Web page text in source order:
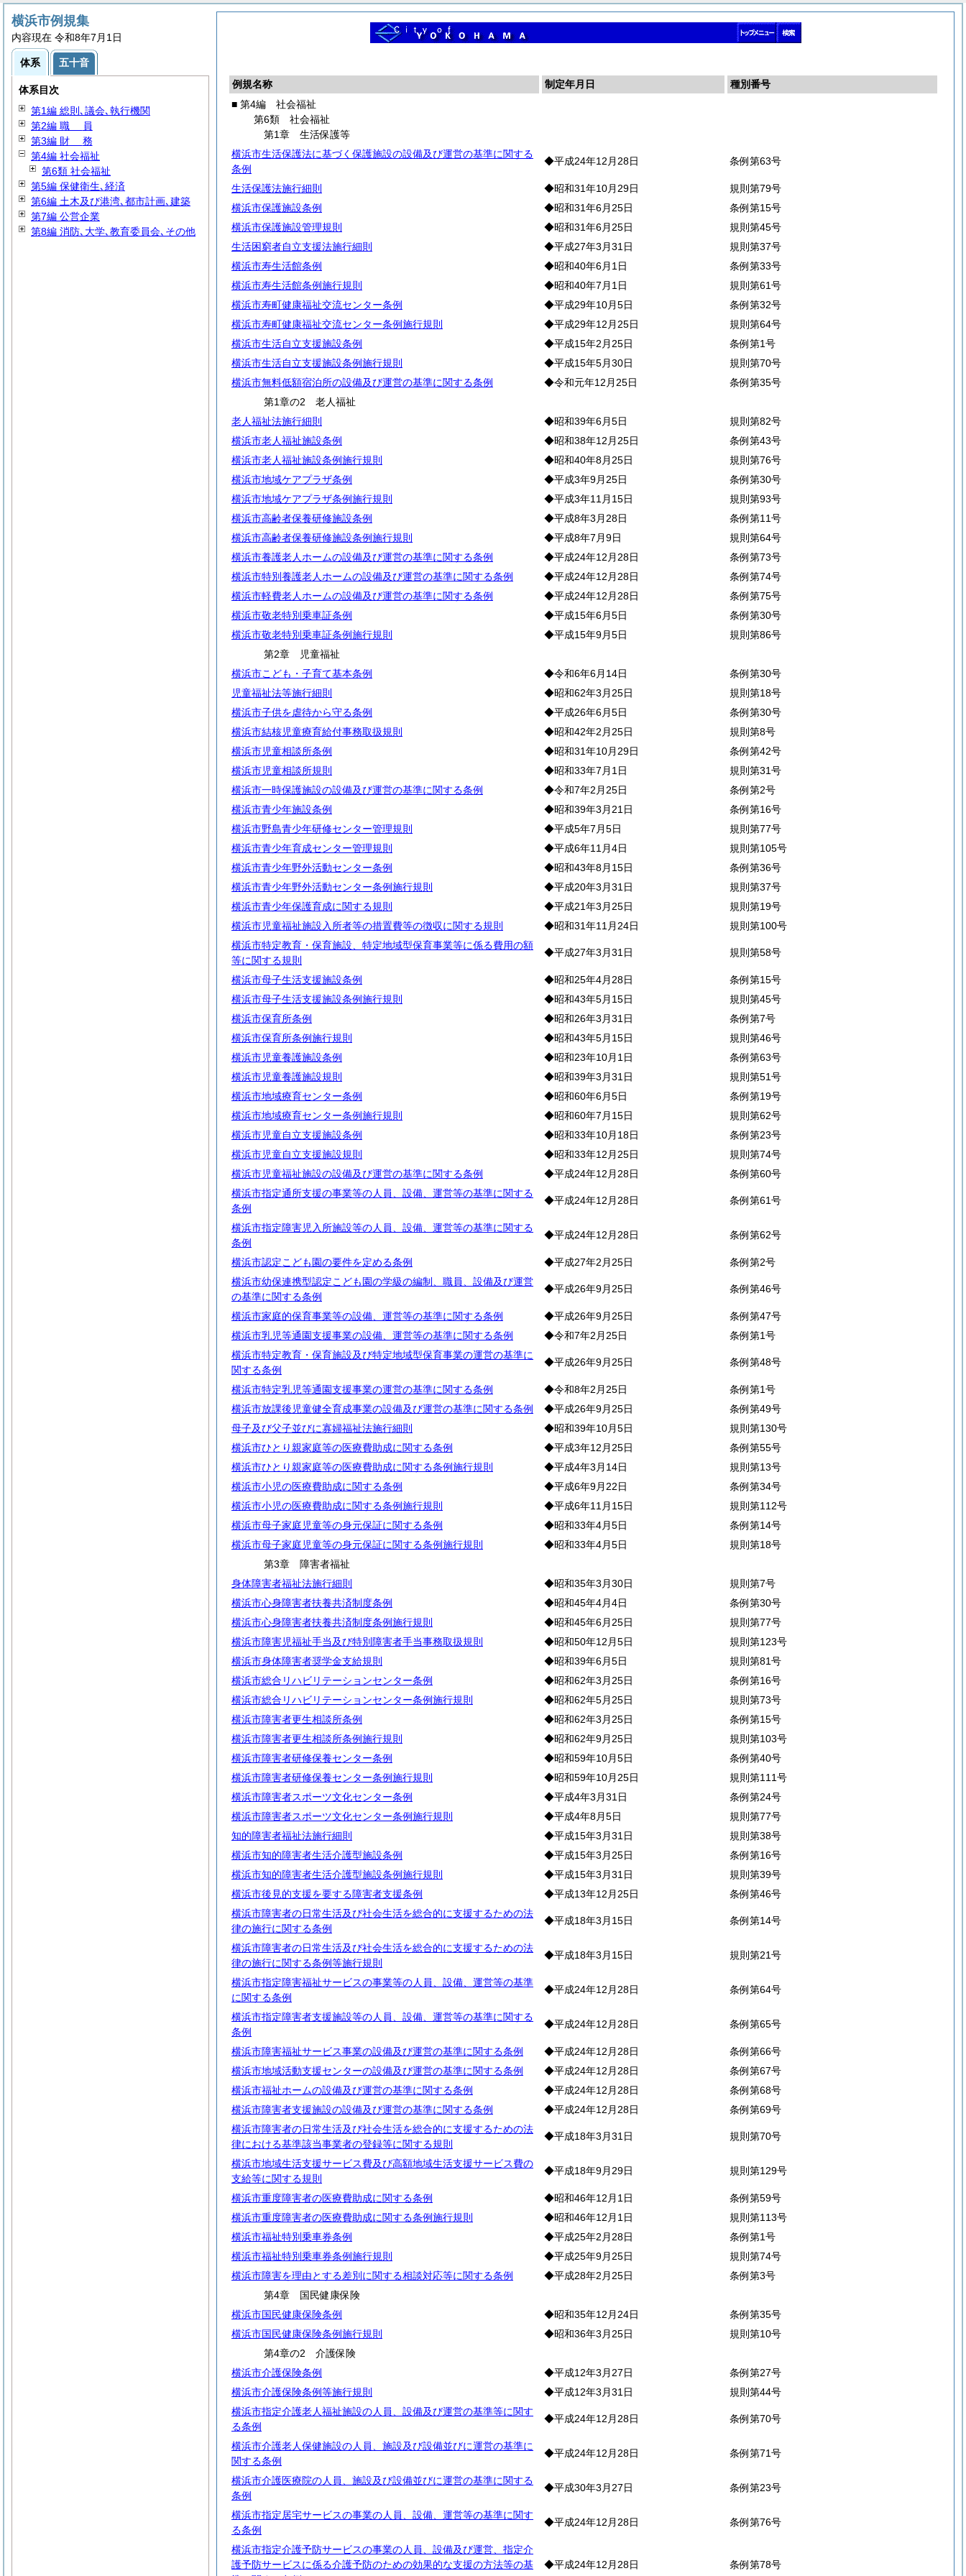
例規名称 制定年月日
種別番号
■ 第4編 社会福祉
第6類 社会福祉
第1章 生活保護等
横浜市生活保護法に基づく保護施設の設備及び運営の基準に関する
条例
◆平成24年12月28日 条例第63号
生活保護法施行細則 ◆昭和31年10月29日
規則第79号
横浜市保護施設条例
◆昭和31年6月25日
条例第15号
横浜市保護施設管理規則
◆昭和31年6月25日
規則第45号
生活困窮者自立支援法施行細則
◆平成27年3月31日
規則第37号
横浜市寿生活館条例
◆昭和40年6月1日
条例第33号
横浜市寿生活館条例施行規則
◆昭和40年7月1日
規則第61号
横浜市寿町健康福祉交流センター条例
◆平成29年10月5日
条例第32号
横浜市寿町健康福祉交流センター条例施行規則
◆平成29年12月25日
規則第64号
横浜市生活自立支援施設条例
◆平成15年2月25日
条例第1号
横浜市生活自立支援施設条例施行規則
◆平成15年5月30日
規則第70号
横浜市無料低額宿泊所の設備及び運営の基準に関する条例
◆令和元年12月25日
条例第35号
第1章の2 老人福祉
老人福祉法施行細則
◆昭和39年6月5日
規則第82号
横浜市老人福祉施設条例
◆昭和38年12月25日
条例第43号
横浜市老人福祉施設条例施行規則
◆昭和40年8月25日
規則第76号
横浜市地域ケアプラザ条例
◆平成3年9月25日
条例第30号
横浜市地域ケアプラザ条例施行規則
◆平成3年11月15日
規則第93号
横浜市高齢者保養研修施設条例
◆平成8年3月28日
条例第11号
横浜市高齢者保養研修施設条例施行規則
◆平成8年7月9日
規則第64号
横浜市養護老人ホームの設備及び運営の基準に関する条例
◆平成24年12月28日
条例第73号
横浜市特別養護老人ホームの設備及び運営の基準に関する条例
◆平成24年12月28日
条例第74号
横浜市軽費老人ホームの設備及び運営の基準に関する条例
◆平成24年12月28日
条例第75号
横浜市敬老特別乗車証条例
◆平成15年6月5日
条例第30号
横浜市敬老特別乗車証条例施行規則
◆平成15年9月5日
規則第86号
第2章 児童福祉
横浜市こども・子育て基本条例
◆令和6年6月14日
条例第30号
児童福祉法等施行細則
◆昭和62年3月25日
規則第18号
横浜市子供を虐待から守る条例
◆平成26年6月5日
条例第30号
横浜市結核児童療育給付事務取扱規則
◆昭和42年2月25日
規則第8号
横浜市児童相談所条例
◆昭和31年10月29日
条例第42号
横浜市児童相談所規則
◆昭和33年7月1日
規則第31号
横浜市一時保護施設の設備及び運営の基準に関する条例
◆令和7年2月25日
条例第2号
横浜市青少年施設条例
◆昭和39年3月21日
条例第16号
横浜市野島青少年研修センター管理規則
◆平成5年7月5日
規則第77号
横浜市青少年育成センター管理規則
◆平成6年11月4日
規則第105号
横浜市青少年野外活動センター条例
◆昭和43年8月15日
条例第36号
横浜市青少年野外活動センター条例施行規則
◆平成20年3月31日
規則第37号
横浜市青少年保護育成に関する規則
◆平成21年3月25日
規則第19号
横浜市児童福祉施設入所者等の措置費等の徴収に関する規則
◆昭和31年11月24日
規則第100号
横浜市特定教育・保育施設、特定地域型保育事業等に係る費用の額
等に関する規則
◆平成27年3月31日 規則第58号
横浜市母子生活支援施設条例 ◆昭和25年4月28日
条例第15号
横浜市母子生活支援施設条例施行規則
◆昭和43年5月15日
規則第45号
横浜市保育所条例
◆昭和26年3月31日
条例第7号
横浜市保育所条例施行規則
◆昭和43年5月15日
規則第46号
横浜市児童養護施設条例
◆昭和23年10月1日
条例第63号
横浜市児童養護施設規則
◆昭和39年3月31日
規則第51号
横浜市地域療育センター条例
◆昭和60年6月5日
条例第19号
横浜市地域療育センター条例施行規則
◆昭和60年7月15日
規則第62号
横浜市児童自立支援施設条例
◆昭和33年10月18日
条例第23号
横浜市児童自立支援施設規則
◆昭和33年12月25日
規則第74号
横浜市児童福祉施設の設備及び運営の基準に関する条例
◆平成24年12月28日
条例第60号
横浜市指定通所支援の事業等の人員、設備、運営等の基準に関する
条例
◆平成24年12月28日 条例第61号
横浜市指定障害児入所施設等の人員、設備、運営等の基準に関する
条例
◆平成24年12月28日 条例第62号
横浜市認定こども園の要件を定める条例 ◆平成27年2月25日
条例第2号
横浜市幼保連携型認定こども園の学級の編制、職員、設備及び運営
の基準に関する条例
◆平成26年9月25日 条例第46号
横浜市家庭的保育事業等の設備、運営等の基準に関する条例 ◆平成26年9月25日
条例第47号
横浜市乳児等通園支援事業の設備、運営等の基準に関する条例
◆令和7年2月25日
条例第1号
横浜市特定教育・保育施設及び特定地域型保育事業の運営の基準に
関する条例
◆平成26年9月25日 条例第48号
横浜市特定乳児等通園支援事業の運営の基準に関する条例 ◆令和8年2月25日
条例第1号
横浜市放課後児童健全育成事業の設備及び運営の基準に関する条例
◆平成26年9月25日
条例第49号
母子及び父子並びに寡婦福祉法施行細則
◆昭和39年10月5日
規則第130号
横浜市ひとり親家庭等の医療費助成に関する条例
◆平成3年12月25日
条例第55号
横浜市ひとり親家庭等の医療費助成に関する条例施行規則
◆平成4年3月14日
規則第13号
横浜市小児の医療費助成に関する条例
◆平成6年9月22日
条例第34号
横浜市小児の医療費助成に関する条例施行規則
◆平成6年11月15日
規則第112号
横浜市母子家庭児童等の身元保証に関する条例
◆昭和33年4月5日
条例第14号
横浜市母子家庭児童等の身元保証に関する条例施行規則
◆昭和33年4月5日
規則第18号
第3章 障害者福祉
身体障害者福祉法施行細則
◆昭和35年3月30日
規則第7号
横浜市心身障害者扶養共済制度条例
◆昭和45年4月4日
条例第30号
横浜市心身障害者扶養共済制度条例施行規則
◆昭和45年6月25日
規則第77号
横浜市障害児福祉手当及び特別障害者手当事務取扱規則
◆昭和50年12月5日
規則第123号
横浜市身体障害者奨学金支給規則
◆昭和39年6月5日
規則第81号
横浜市総合リハビリテーションセンター条例
◆昭和62年3月25日
条例第16号
横浜市総合リハビリテーションセンター条例施行規則
◆昭和62年5月25日
規則第73号
横浜市障害者更生相談所条例
◆昭和62年3月25日
条例第15号
横浜市障害者更生相談所条例施行規則
◆昭和62年9月25日
規則第103号
横浜市障害者研修保養センター条例
◆昭和59年10月5日
条例第40号
横浜市障害者研修保養センター条例施行規則
◆昭和59年10月25日
規則第111号
横浜市障害者スポーツ文化センター条例
◆平成4年3月31日
条例第24号
横浜市障害者スポーツ文化センター条例施行規則
◆平成4年8月5日
規則第77号
知的障害者福祉法施行細則
◆平成15年3月31日
規則第38号
横浜市知的障害者生活介護型施設条例
◆平成15年3月25日
条例第16号
横浜市知的障害者生活介護型施設条例施行規則
◆平成15年3月31日
規則第39号
横浜市後見的支援を要する障害者支援条例
◆平成13年12月25日
条例第46号
横浜市障害者の日常生活及び社会生活を総合的に支援するための法
律の施行に関する条例
◆平成18年3月15日 条例第14号
横浜市障害者の日常生活及び社会生活を総合的に支援するための法
律の施行に関する条例等施行規則
◆平成18年3月15日 規則第21号
横浜市指定障害福祉サービスの事業等の人員、設備、運営等の基準
に関する条例
◆平成24年12月28日 条例第64号
横浜市指定障害者支援施設等の人員、設備、運営等の基準に関する
条例
◆平成24年12月28日 条例第65号
横浜市障害福祉サービス事業の設備及び運営の基準に関する条例 ◆平成24年12月28日
条例第66号
横浜市地域活動支援センターの設備及び運営の基準に関する条例
◆平成24年12月28日
条例第67号
横浜市福祉ホームの設備及び運営の基準に関する条例
◆平成24年12月28日
条例第68号
横浜市障害者支援施設の設備及び運営の基準に関する条例
◆平成24年12月28日
条例第69号
横浜市障害者の日常生活及び社会生活を総合的に支援するための法
律における基準該当事業者の登録等に関する規則
◆平成18年3月31日 規則第70号
横浜市地域生活支援サービス費及び高額地域生活支援サービス費の
支給等に関する規則
◆平成18年9月29日 規則第129号
横浜市重度障害者の医療費助成に関する条例 ◆昭和46年12月1日
条例第59号
横浜市重度障害者の医療費助成に関する条例施行規則
◆昭和46年12月1日
規則第113号
横浜市福祉特別乗車券条例
◆平成25年2月28日
条例第1号
横浜市福祉特別乗車券条例施行規則
◆平成25年9月25日
規則第74号
横浜市障害を理由とする差別に関する相談対応等に関する条例
◆平成28年2月25日
条例第3号
第4章 国民健康保険
横浜市国民健康保険条例
◆昭和35年12月24日
条例第35号
横浜市国民健康保険条例施行規則
◆昭和36年3月25日
規則第10号
第4章の2 介護保険
横浜市介護保険条例
◆平成12年3月27日
条例第27号
横浜市介護保険条例等施行規則
◆平成12年3月31日
規則第44号
横浜市指定介護老人福祉施設の人員、設備及び運営の基準等に関す
る条例
◆平成24年12月28日 条例第70号
横浜市介護老人保健施設の人員、施設及び設備並びに運営の基準に
関する条例
◆平成24年12月28日 条例第71号
横浜市介護医療院の人員、施設及び設備並びに運営の基準に関する
条例
◆平成30年3月27日 条例第23号
横浜市指定居宅サービスの事業の人員、設備、運営等の基準に関す
る条例
◆平成24年12月28日 条例第76号
横浜市指定介護予防サービスの事業の人員、設備及び運営、指定介
護予防サービスに係る介護予防のための効果的な支援の方法等の基
◆平成24年12月28日 条例第78号
横浜市例規集
内容現在 令和8年7月1日
体系 五十音
体系目次
第1編 総則､議会､執行機関
第2編 職
員
第3編 財 務
第4編 社会福祉
第6類 社会福祉
第5編 保健衛生､経済
第6編 土木及び港湾､都市計画､建築
第7編 公営企業
第8編 消防､大学､教育委員会､その他